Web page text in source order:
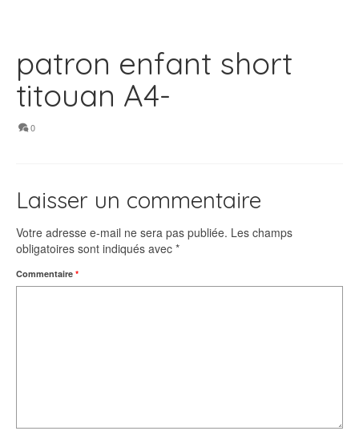
patron enfant short
titouan A4-
0
Laisser un commentaire
Votre adresse e-mail ne sera pas publiée. Les champs
obligatoires sont indiqués avec *
Commentaire *